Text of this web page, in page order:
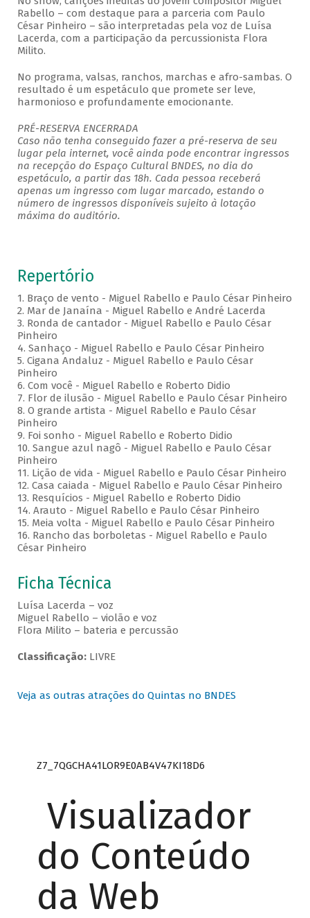
Rabello – com destaque para a parceria com Paulo
César Pinheiro – são interpretadas pela voz de Luísa
Lacerda, com a participação da percussionista Flora
Milito.
No programa, valsas, ranchos, marchas e afro-sambas. O
resultado é um espetáculo que promete ser leve,
harmonioso e profundamente emocionante.
PRÉ-RESERVA ENCERRADA
Caso não tenha conseguido fazer a pré-reserva de seu
lugar pela internet, você ainda pode encontrar ingressos
na recepção do Espaço Cultural BNDES, no dia do
espetáculo, a partir das 18h. Cada pessoa receberá
apenas um ingresso com lugar marcado, estando o
número de ingressos disponíveis sujeito à lotação
máxima do auditório.
Repertório
1. Braço de vento - Miguel Rabello e Paulo César Pinheiro
2. Mar de Janaína - Miguel Rabello e André Lacerda
3. Ronda de cantador - Miguel Rabello e Paulo César
Pinheiro
4. Sanhaço - Miguel Rabello e Paulo César Pinheiro
5. Cigana Andaluz - Miguel Rabello e Paulo César
Pinheiro
6. Com você - Miguel Rabello e Roberto Didio
7. Flor de ilusão - Miguel Rabello e Paulo César Pinheiro
8. O grande artista - Miguel Rabello e Paulo César
Pinheiro
9. Foi sonho - Miguel Rabello e Roberto Didio
10. Sangue azul nagô - Miguel Rabello e Paulo César
Pinheiro
11. Lição de vida - Miguel Rabello e Paulo César Pinheiro
12. Casa caiada - Miguel Rabello e Paulo César Pinheiro
13. Resquícios - Miguel Rabello e Roberto Didio
14. Arauto - Miguel Rabello e Paulo César Pinheiro
15. Meia volta - Miguel Rabello e Paulo César Pinheiro
16. Rancho das borboletas - Miguel Rabello e Paulo
César Pinheiro
Ficha Técnica
Luísa Lacerda – voz
Miguel Rabello – violão e voz
Flora Milito – bateria e percussão
Classificação: LIVRE
Veja as outras atrações do Quintas no BNDES
Z7_7QGCHA41LOR9E0AB4V47KI18D6
Visualizador
do Conteúdo
da Web